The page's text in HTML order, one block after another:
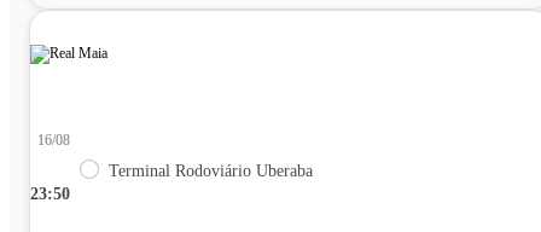
23:50
16/08
Terminal Rodoviário Uberaba